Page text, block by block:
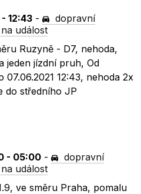
12:43 -
dopravní
událost
Ruzyně - D7, nehoda,
jeden jízdní pruh, Od
07.06.2021 12:43, nehoda 2x
do středního JP
- 05:00 -
dopravní
událost
ve směru Praha, pomalu